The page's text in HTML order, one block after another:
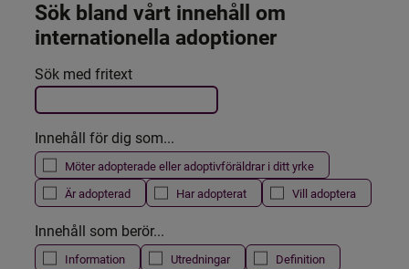
Sök bland vårt innehåll om
internationella adoptioner
Filtrera resultatet
Det här formuläret postas automatiskt
Sök med fritext
Innehåll för dig som...
Möter adopterade eller adoptivföräldrar i ditt yrke
Är adopterad
Har adopterat Vill adoptera
Innehåll som berör...
Information Utredningar
Definition